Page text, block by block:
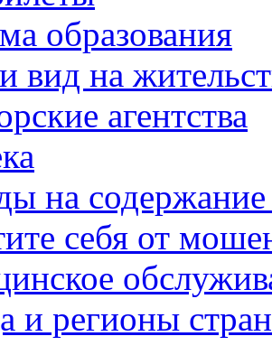
образования
вид на
агентства
на
себя от
и регионы